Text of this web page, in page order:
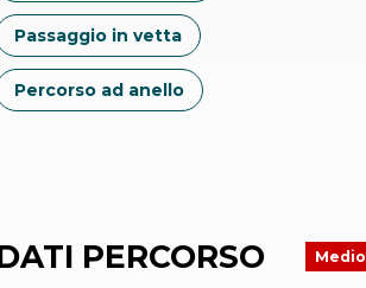
Passaggio in vetta
Percorso ad anello
PERCORSO Medio